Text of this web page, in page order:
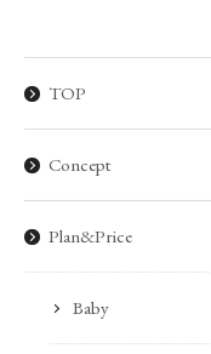
TOP
Concept
Plan&Price
Baby